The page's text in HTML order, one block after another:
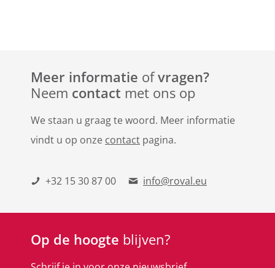
Meer informatie ofvragen?
Neem contact met ons op
We staan u graag te woord. Meer informatie
vindt u op onze contact pagina.
+32 15 30 87 00 info@roval.eu
Op de hoogte blijven?